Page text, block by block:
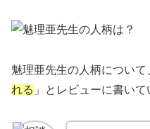
魅理亜先生の人柄について
れる 」とレビューに書い